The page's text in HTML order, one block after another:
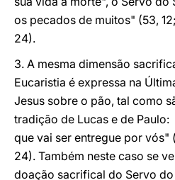
os pecados de muitos" (53,
24).
3. A mesma dimensão
Eucaristia é expressa na
Jesus sobre o pão, tal como
tradição de Lucas e de
que vai ser entregue por vós" (
24). Também neste caso se
doação sacrifical do Servo do